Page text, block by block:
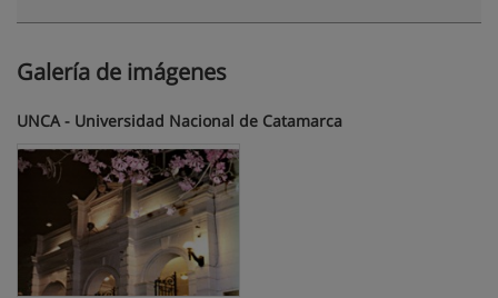
Galería de imágenes
UNCA - Universidad Nacional de Catamarca